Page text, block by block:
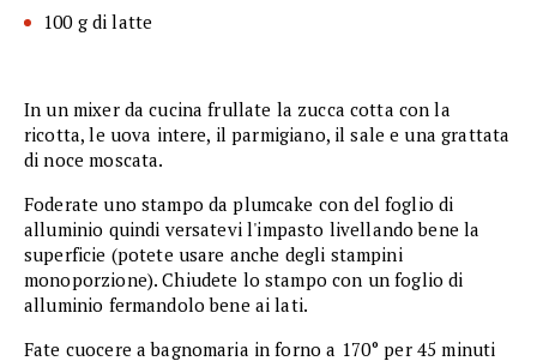
100 g di latte
In un mixer da cucina frullate la zucca cotta con la
ricotta, le uova intere, il parmigiano, il sale e una grattata
di noce moscata.
Foderate uno stampo da plumcake con del foglio di
alluminio quindi versatevi l'impasto livellando bene la
superficie (potete usare anche degli stampini
monoporzione). Chiudete lo stampo con un foglio di
alluminio fermandolo bene ai lati.
Fate cuocere a bagnomaria in forno a 170° per 45 minuti